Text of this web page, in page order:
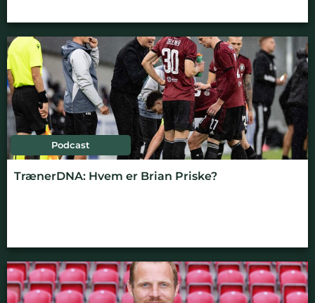
Podcast
TrænerDNA: Hvem er Brian Priske?